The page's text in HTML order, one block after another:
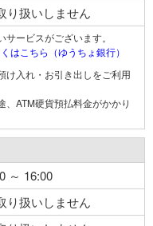
り扱いしません
ービスがございます。
はこちら（ゆうちょ銀行）
け入れ・お引き出しをご利用
ATM硬貨預払料金がかかり
～ 16:00
り扱いしません